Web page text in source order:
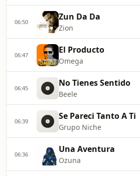
06:50 Zun Da Da
Zion
06:47 El Producto
Omega
06:45 No Tienes Sentido
Beele
06:39 Se Pareci Tanto A Ti
Grupo Niche
06:36 Una Aventura
Ozuna